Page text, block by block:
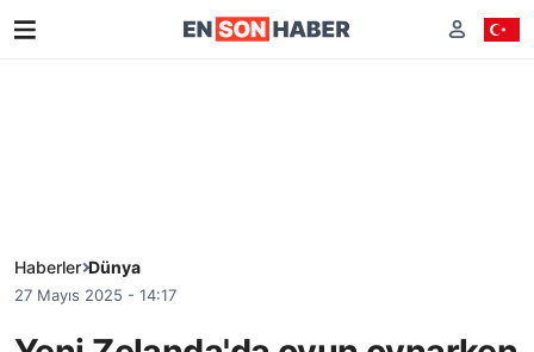
Haberler Dünya
27 Mayıs 2025 - 14:17